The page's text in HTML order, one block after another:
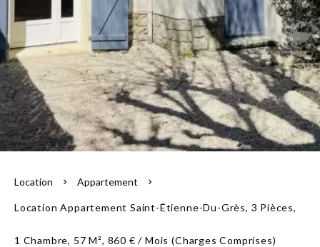
Location Appartement
Location Appartement Saint-Étienne-Du-Grès, 3 Pièces,
1 Chambre, 57 M², 860 € / Mois (Charges Comprises)